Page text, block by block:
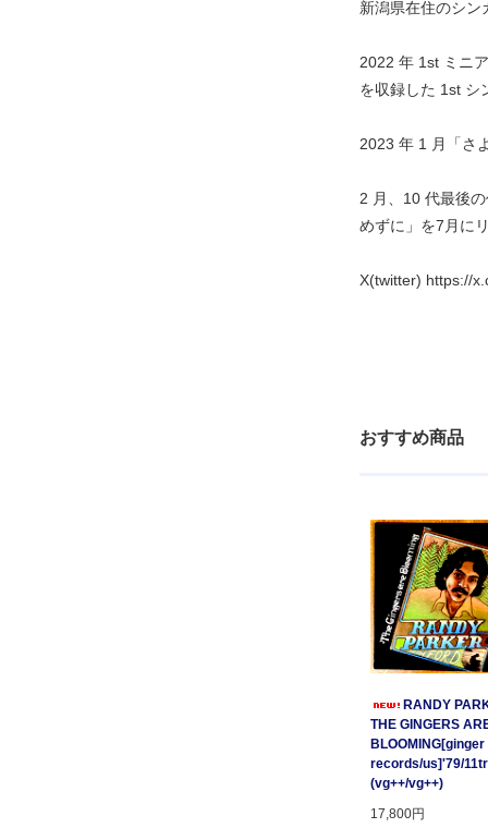
新潟県在住のシン
2022 年 1st ミニ
を収録した 1st シ
2023 年 1 月「さ
2 月、10 代最後
めずに」を7月に
X(twitter) https://
おすすめ商品
RANDY
THE GINGERS
BLOOMING[ginger
records/us]'79/
(vg++/vg++)
17,800円